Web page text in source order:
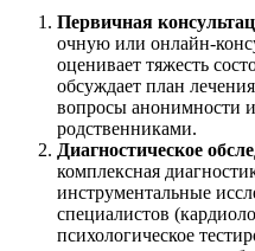
Первичная
очную или онлайн-
оценивает тяжесть
обсуждает план
вопросы анонимности
родственниками.
Диагностическое
комплексная
инструментальные
специалистов
психологическое